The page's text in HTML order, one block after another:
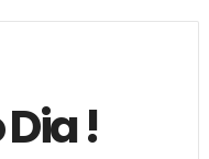
!